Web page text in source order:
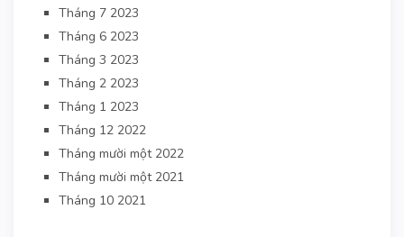
Tháng 7 2023
Tháng 6 2023
Tháng 3 2023
Tháng 2 2023
Tháng 1 2023
Tháng 12 2022
Tháng mười một 2022
Tháng mười một 2021
Tháng 10 2021